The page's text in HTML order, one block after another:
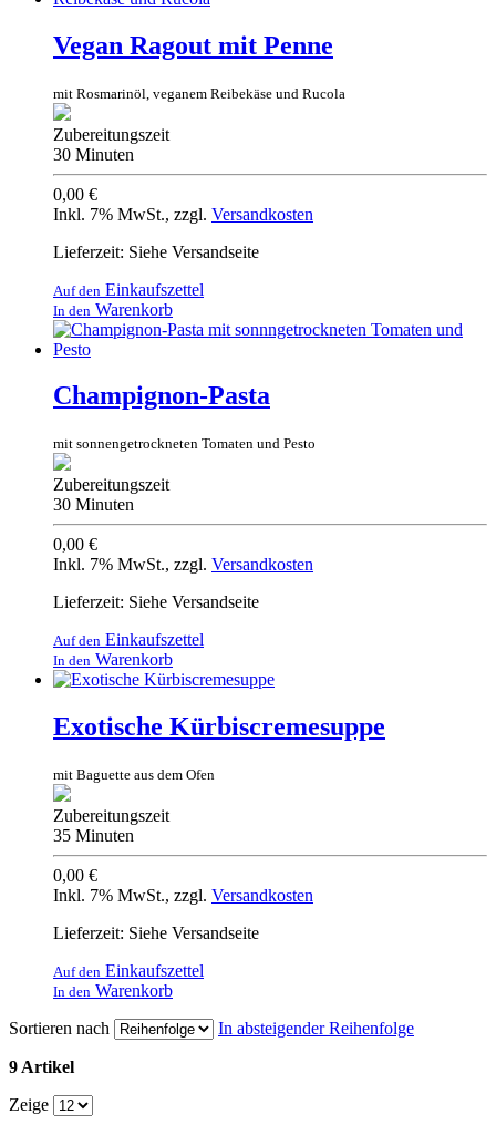
Vegan Ragout mit Penne
mit Rosmarinöl, veganem Reibekäse und Rucola
Zubereitungszeit
30 Minuten
0,00 €
Inkl. 7% MwSt., zzgl. Versandkosten
Lieferzeit: Siehe Versandseite
Auf den Einkaufszettel
In den Warenkorb
Champignon-Pasta
mit sonnengetrockneten Tomaten und Pesto
Zubereitungszeit
30 Minuten
0,00 €
Inkl. 7% MwSt., zzgl. Versandkosten
Lieferzeit: Siehe Versandseite
Auf den Einkaufszettel
In den Warenkorb
Exotische Kürbiscremesuppe
mit Baguette aus dem Ofen
Zubereitungszeit
35 Minuten
0,00 €
Inkl. 7% MwSt., zzgl. Versandkosten
Lieferzeit: Siehe Versandseite
Auf den Einkaufszettel
In den Warenkorb
Sortieren nach
In absteigender Reihenfolge
9 Artikel
Zeige